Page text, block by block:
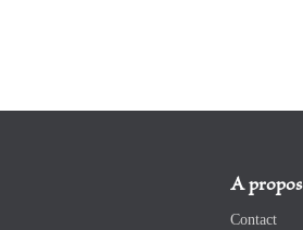
A propos
Contact